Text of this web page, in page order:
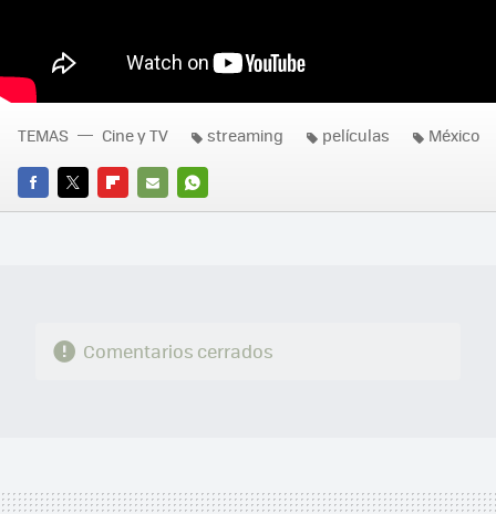
FACEBOOK
TWITTERFLIPBOARD
E-
WHATSAPP
TEMAS Cine y TV streaming películas México
Comentarios cerrados